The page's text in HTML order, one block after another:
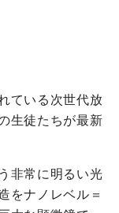
ている次世代放
生徒たちが最新
非常に明るい光
をナノレベル＝